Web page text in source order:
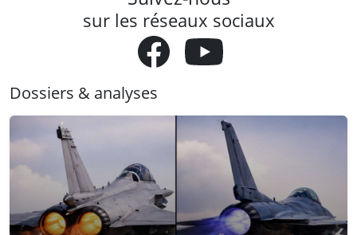
sur les réseaux sociaux
Dossiers & analyses